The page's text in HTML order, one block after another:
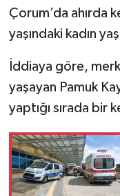
Çorum’da ahırda
yaşındaki kadın
İddiaya göre,
yaşayan Pamuk
yaptığı sırada bir